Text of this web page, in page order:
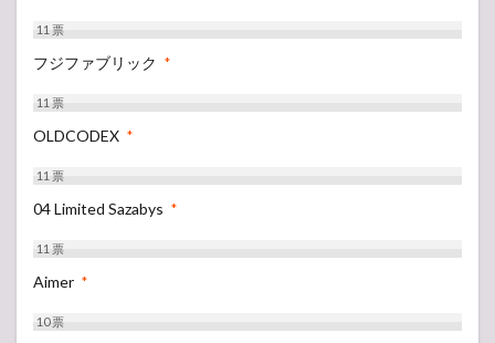
11票
フジファブリック *
11票
OLDCODEX *
11票
04 Limited Sazabys *
11票
Aimer *
10票